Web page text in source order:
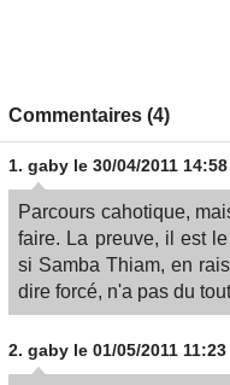
Commentaires (4)
1. gaby le 30/04/2011 14:58
Parcours cahotique,
faire. La preuve, il est
si Samba Thiam, en
dire forcé, n'a pas du
2. gaby le 01/05/2011 11:23